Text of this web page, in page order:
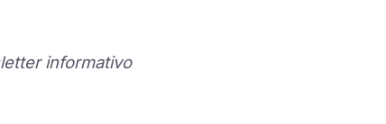
informativo